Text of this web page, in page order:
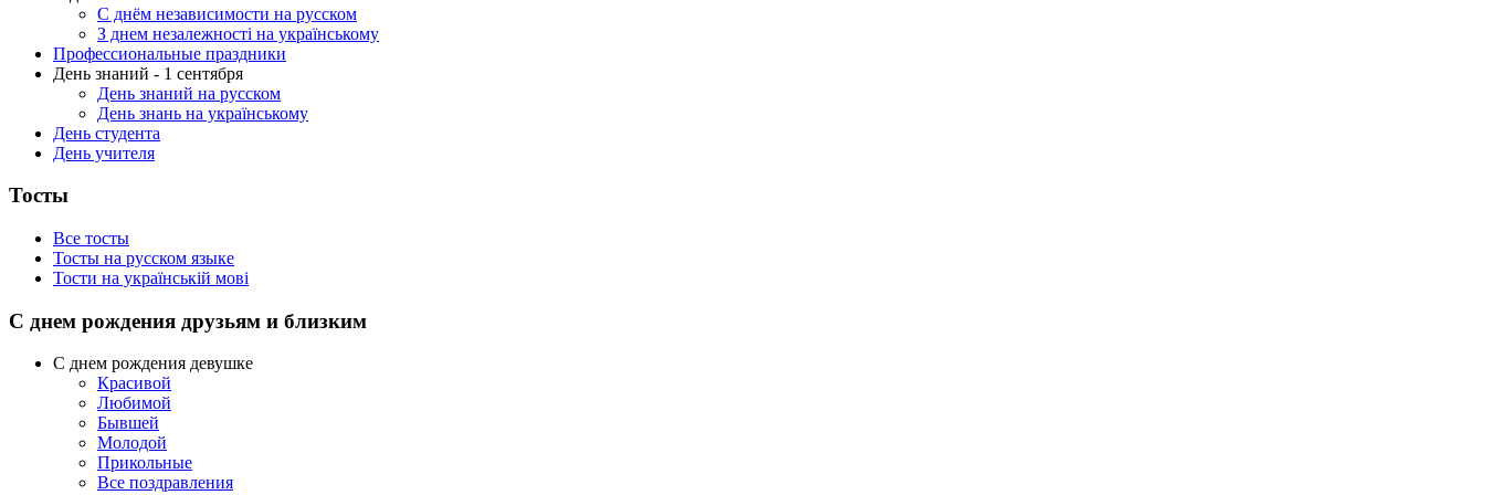
С днём независимости на русском
З днем незалежності на українському
Профессиональные праздники
День знаний - 1 сентября
День знаний на русском
День знань на українському
День студента
День учителя
Тосты
Все тосты
Тосты на русском языке
Тости на українській мові
С днем рождения друзьям и близким
С днем рождения девушке
Красивой
Любимой
Бывшей
Молодой
Прикольные
Все поздравления